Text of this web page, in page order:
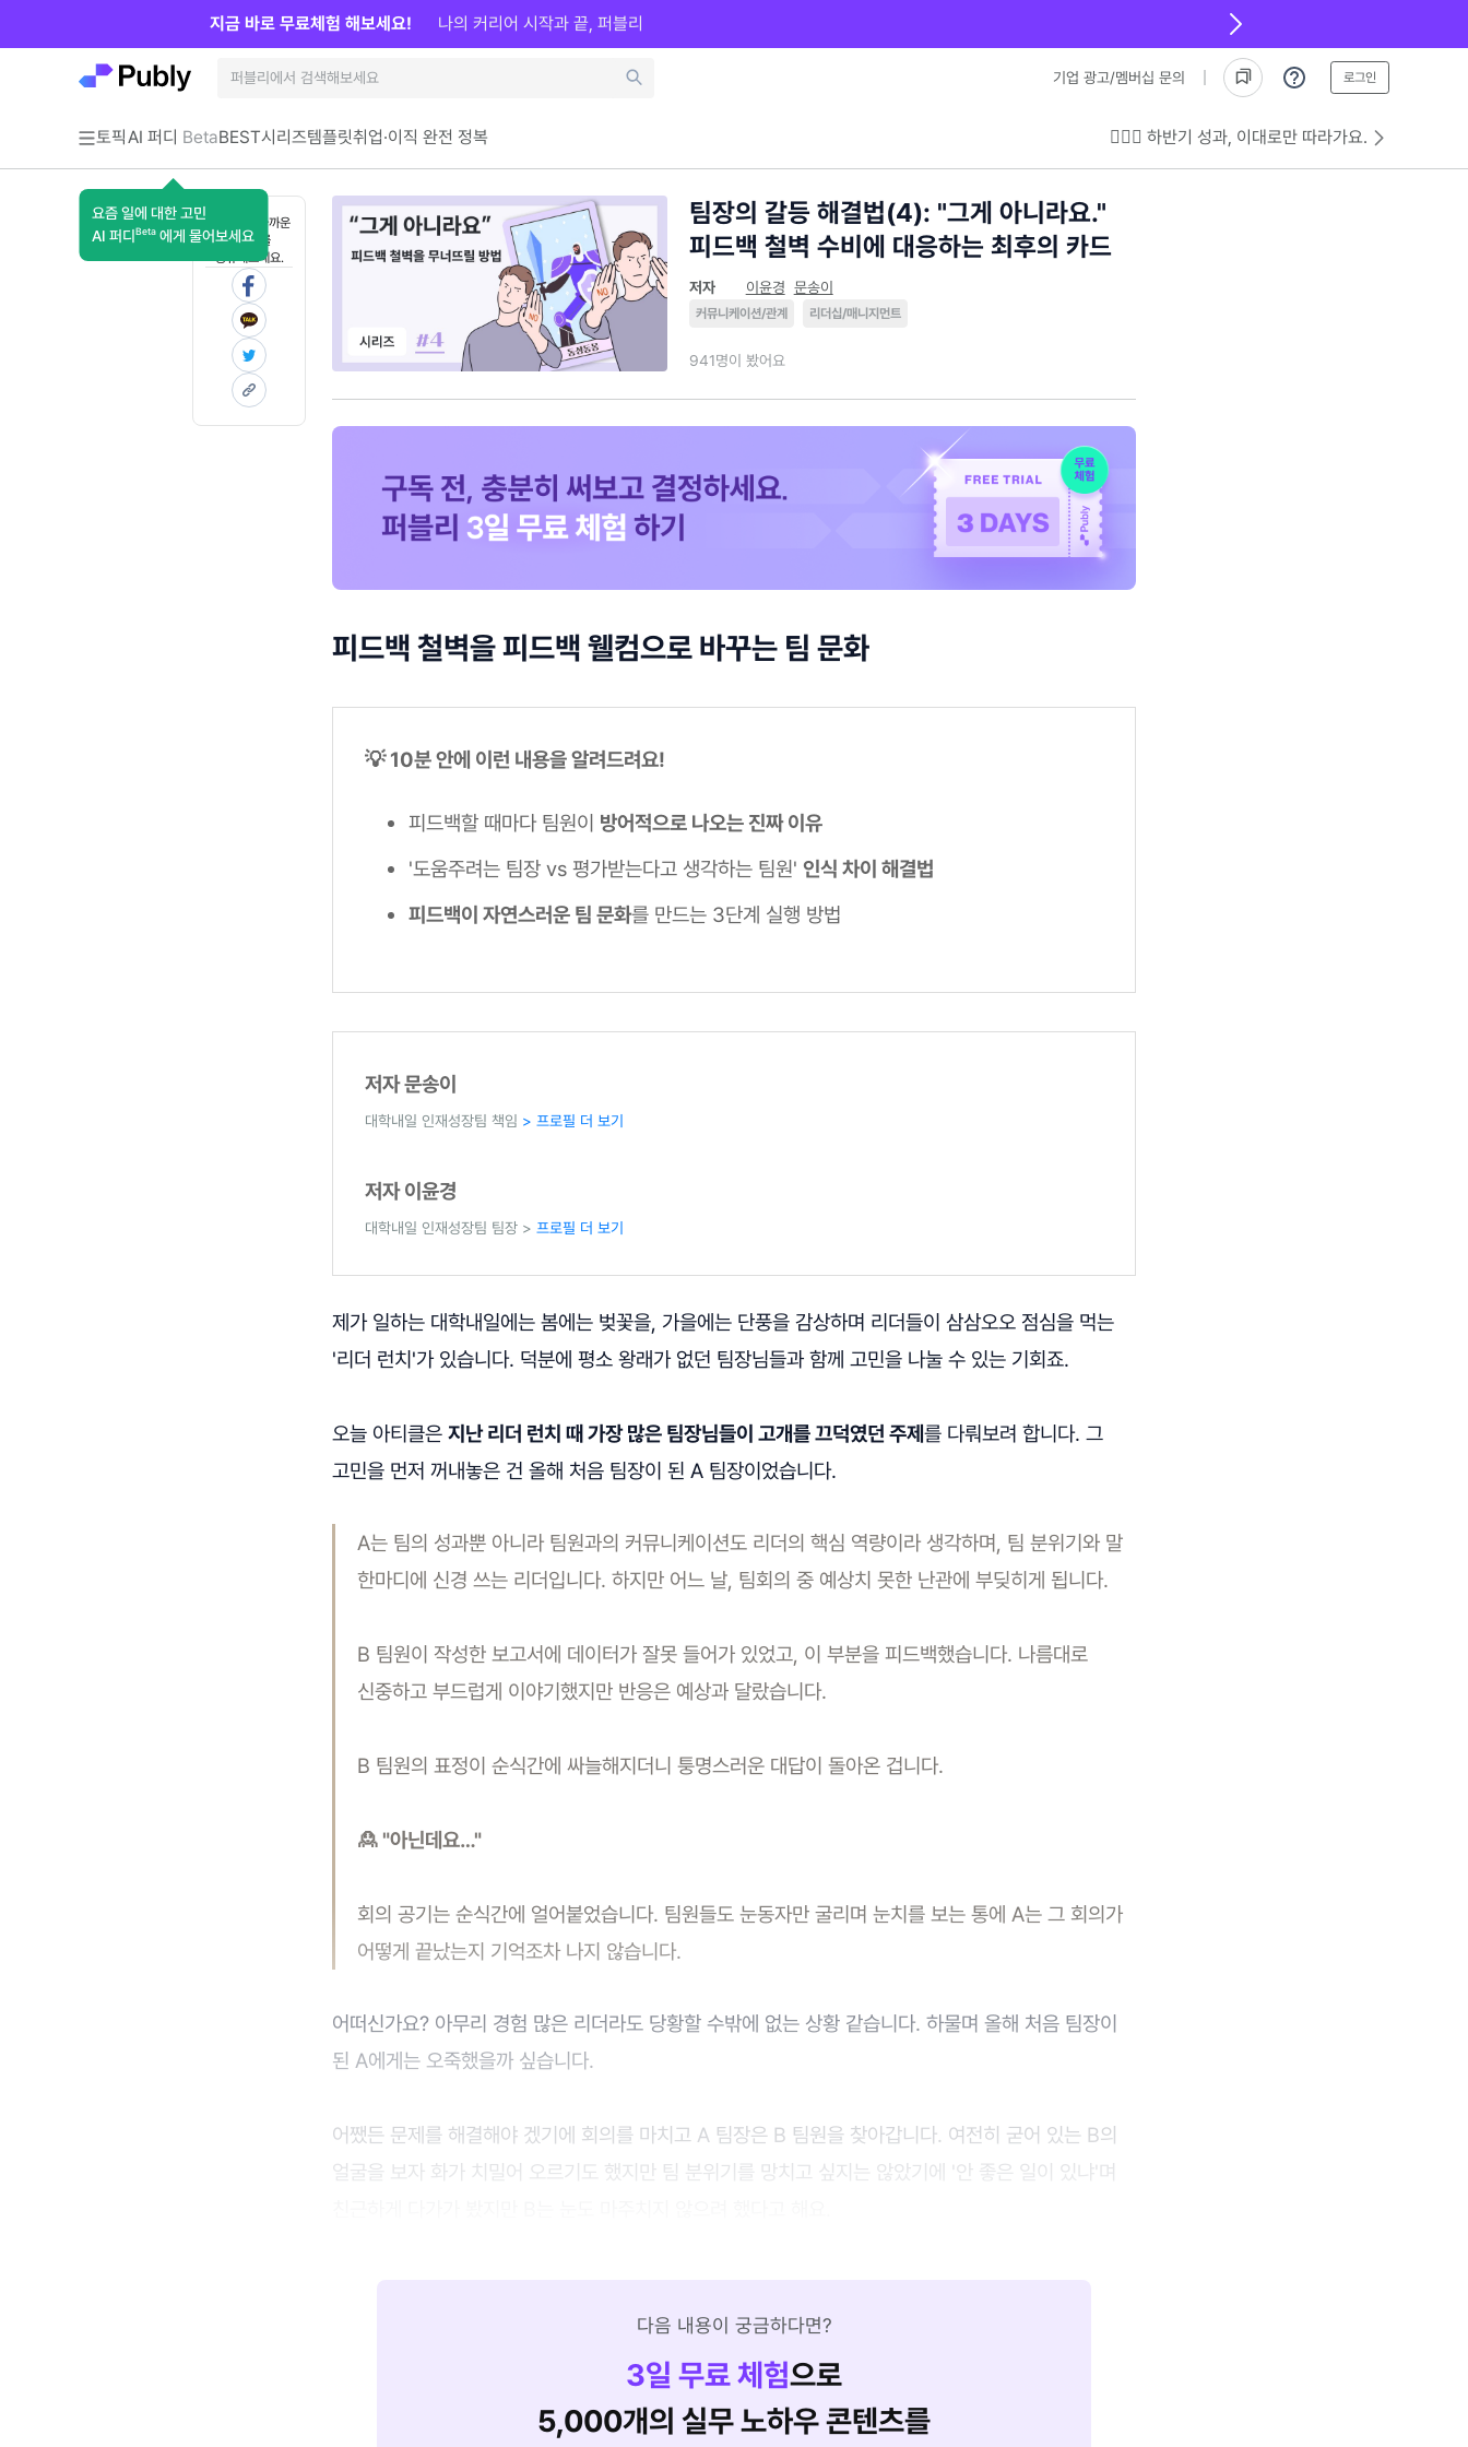
기업 광고/멤버십 문의 로그인
토픽AI 퍼디 Beta
요즘 일에 대한 고민
AI 퍼디 Beta 에게 물어보세요
BEST시리즈템플릿취업·이직 완전 정복 💁🏻‍♂️ 하반기 성과, 이대로만 따라가요.
지금 바로 무료체험 해보세요! 나의 커리어 시작과 끝, 퍼블리
혼자 보기 아까운
콘텐츠를
공유해보세요.
팀장의 갈등 해결법(4): "그게 아니라요."
피드백 철벽 수비에 대응하는 최후의 카드
저자 이윤경 문송이
커뮤니케이션/관계 리더십/매니지먼트
941명이 봤어요
피드백 철벽을 피드백 웰컴으로 바꾸는 팀 문화
💡 10분 안에 이런 내용을 알려드려요!
피드백할 때마다 팀원이 방어적으로 나오는 진짜 이유
'도움주려는 팀장 vs 평가받는다고 생각하는 팀원' 인식 차이 해결법
피드백이 자연스러운 팀 문화를 만드는 3단계 실행 방법
저자 문송이
대학내일 인재성장팀 책임 > 프로필 더 보기
저자 이윤경
대학내일 인재성장팀 팀장 > 프로필 더 보기
제가 일하는 대학내일에는 봄에는 벚꽃을, 가을에는 단풍을 감상하며 리더들이 삼삼오오 점심을 먹는
'리더 런치'가 있습니다. 덕분에 평소 왕래가 없던 팀장님들과 함께 고민을 나눌 수 있는 기회죠.
오늘 아티클은 지난 리더 런치 때 가장 많은 팀장님들이 고개를 끄덕였던 주제를 다뤄보려 합니다. 그
고민을 먼저 꺼내놓은 건 올해 처음 팀장이 된 A 팀장이었습니다.
A는 팀의 성과뿐 아니라 팀원과의 커뮤니케이션도 리더의 핵심 역량이라 생각하며, 팀 분위기와 말
한마디에 신경 쓰는 리더입니다. 하지만 어느 날, 팀회의 중 예상치 못한 난관에 부딪히게 됩니다.
B 팀원이 작성한 보고서에 데이터가 잘못 들어가 있었고, 이 부분을 피드백했습니다. 나름대로
신중하고 부드럽게 이야기했지만 반응은 예상과 달랐습니다.
B 팀원의 표정이 순식간에 싸늘해지더니 퉁명스러운 대답이 돌아온 겁니다.
🙎 "아닌데요…"
회의 공기는 순식간에 얼어붙었습니다. 팀원들도 눈동자만 굴리며 눈치를 보는 통에 A는 그 회의가
어떻게 끝났는지 기억조차 나지 않습니다.
어떠신가요? 아무리 경험 많은 리더라도 당황할 수밖에 없는 상황 같습니다. 하물며 올해 처음 팀장이
된 A에게는 오죽했을까 싶습니다.
어쨌든 문제를 해결해야 겠기에 회의를 마치고 A 팀장은 B 팀원을 찾아갑니다. 여전히 굳어 있는 B의
얼굴을 보자 화가 치밀어 오르기도 했지만 팀 분위기를 망치고 싶지는 않았기에 '안 좋은 일이 있냐'며
다음 내용이 궁금하다면?
3일 무료 체험으로
5,000개의 실무 노하우 콘텐츠를